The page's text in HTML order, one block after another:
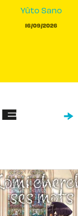
Yûto Sano
16/09/2026